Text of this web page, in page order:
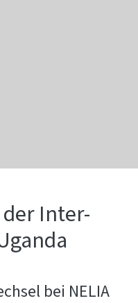
Inter-
bei NELIA